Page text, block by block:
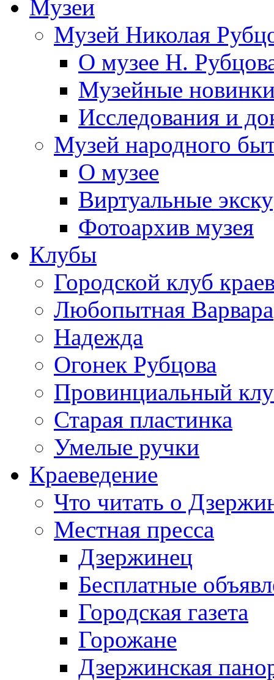
Музеи
Музей Николая
О музее Н.
Музейные
Исследования и
Музей народного
О музее
Виртуальные
Фотоархив музея
Клубы
Городской клуб
Любопытная Варвара
Надежда
Огонек Рубцова
Провинциальный
Старая пластинка
Умелые ручки
Краеведение
Что читать о
Местная пресса
Дзержинец
Бесплатные
Городская газета
Горожане
Дзержинская